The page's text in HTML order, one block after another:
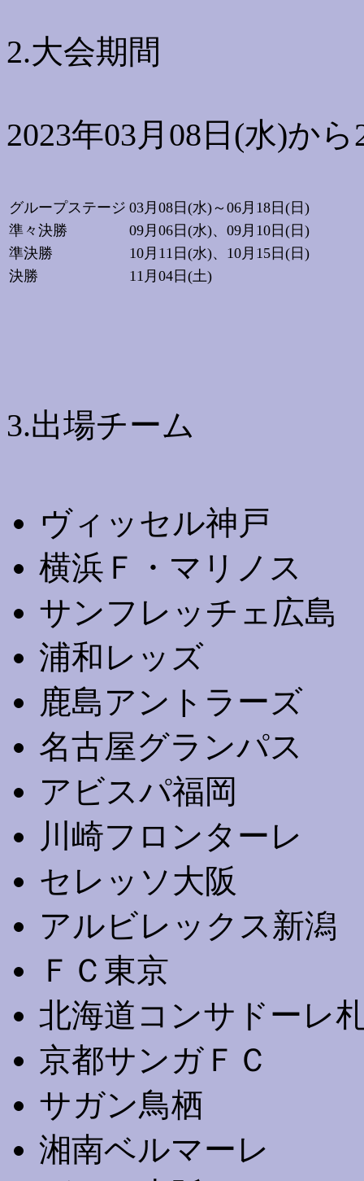
2.大会期間
2023年03月08日(水)か
グループステージ 03月08日(水)～06月18日(日)
準々決勝
09月06日(水)、09月10日(日)
準決勝
10月11日(水)、10月15日(日)
決勝
11月04日(土)
3.出場チーム
ヴィッセル神戸
横浜Ｆ・マリノス
サンフレッチェ広島
浦和レッズ
鹿島アントラーズ
名古屋グランパス
アビスパ福岡
川崎フロンターレ
セレッソ大阪
アルビレックス新潟
ＦＣ東京
北海道コンサドーレ
京都サンガＦＣ
サガン鳥栖
湘南ベルマーレ